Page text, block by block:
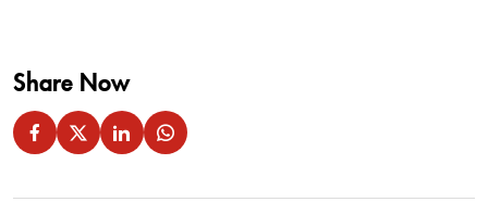
Share Now